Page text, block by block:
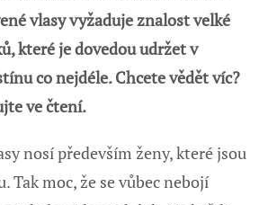
vlasy vyžaduje znalost velké
které je dovedou udržet v
co nejdéle. Chcete vědět víc?
ve čtení.
nosí především ženy, které jsou
Tak moc, že se vůbec nebojí